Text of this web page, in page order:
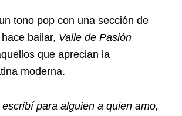
tono pop con una sección de
bailar, Valle de Pasión
que aprecian la
moderna.
escribí para alguien a quien amo,